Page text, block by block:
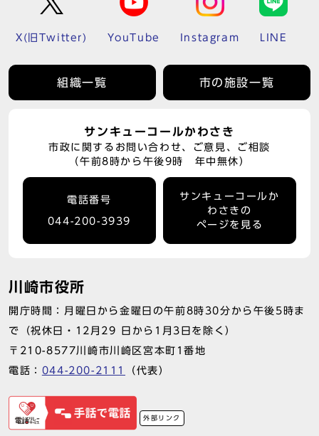
X(旧Twitter) YouTube Instagram LINE
組織一覧 市の施設一覧
サンキューコールかわさき
市政に関するお問い合わせ、ご意見、ご相談
（午前8時から午後9時 年中無休）
電話番号
044-200-3939
サンキューコールか
わさきの
ページを見る
川崎市役所
開庁時間：月曜日から金曜日の午前8時30分から午後5時ま
で（祝休日・12月29 日から1月3日を除く）
〒210-8577川崎市川崎区宮本町1番地
電話： 044-200-2111 （代表）
外部リンク